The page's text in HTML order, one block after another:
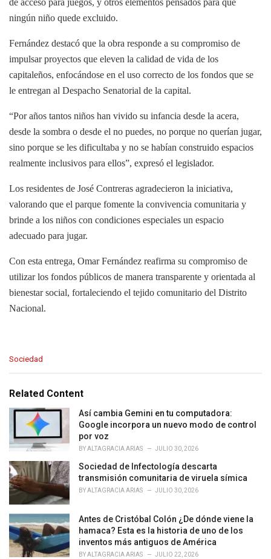
de acceso para juegos, y otros elementos pensados para que
ningún niño quede excluido.
Fernández destacó que la obra responde a su compromiso de
impulsar proyectos que eleven la calidad de vida de los
capitaleños, enfocándose en el uso correcto de los fondos que se
le entregan al Despacho Senatorial de la capital.
“Por años tantos niños han vivido su infancia desde la acera,
desde la sombra o desde el no puedes, no porque no querían jugar,
sino porque se les dificultaba y no se habían construido espacios
realmente inclusivos para ellos”, expresó el legislador.
Los residentes de José Contreras agradecieron la iniciativa,
valorando que el parque fomente la convivencia comunitaria y
brinde a los niños con condiciones especiales un espacio
adecuado para jugar.
Con esta entrega, Omar Fernández reafirma su compromiso de
utilizar los fondos públicos de manera transparente y orientada al
bienestar social, fortaleciendo el tejido comunitario del Distrito
Nacional.
C
e
e
:
Sociedad
Related Content
Así cambia Gemini en tu computadora:
Google incorpora un nuevo modo de control
por voz
BYALTAGRACIA ARIAS JULIO 30, 2026
Sociedad de Infectología descarta
transmisión comunitaria de viruela símica
BYALTAGRACIA ARIAS JULIO 30, 2026
Antes de Cristóbal Colón ¿De dónde viene la
hamaca? Esta es la historia de uno de los
inventos más antiguos de América
BYALTAGRACIA ARIAS JULIO 22, 2026